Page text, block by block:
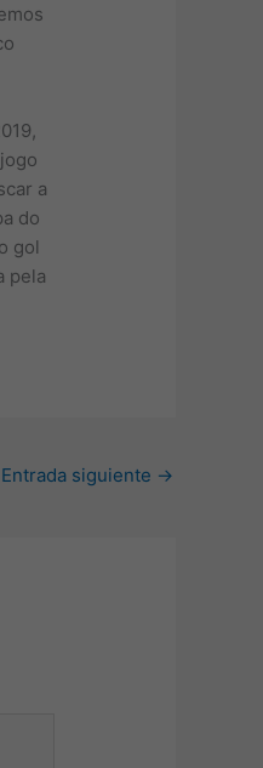
a
do
gol
pela
Entrada siguiente →